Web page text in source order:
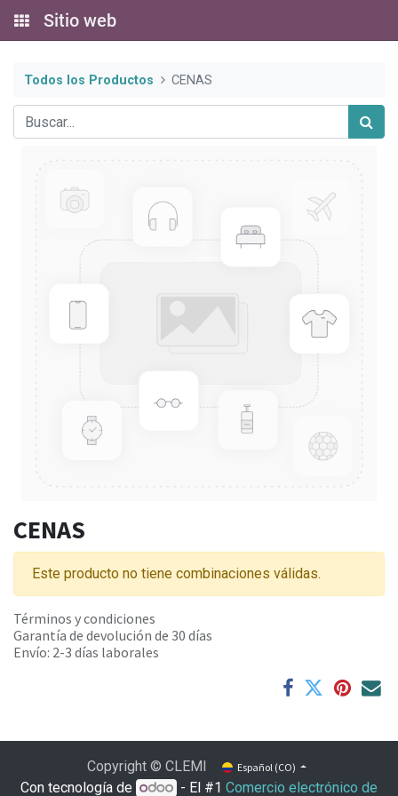
Sitio web
Todos los Productos CENAS
CENAS
Este producto no tiene combinaciones válidas.
Términos y condiciones
Garantía de devolución de 30 días
Envío: 2-3 días laborales
Copyright © CLEMI Español (CO)
Con tecnología de - El #1Comercio electrónico de